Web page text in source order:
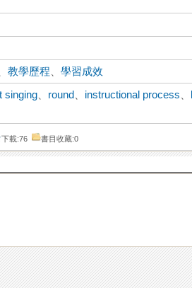
、教學歷程 、學習成效
singing round instructional process
下載:76 書目收藏:0